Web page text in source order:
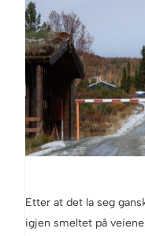
Etter at det la seg
igjen smeltet på